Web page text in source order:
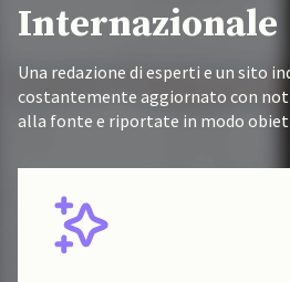
Internazionale
Una redazione di esperti e un sito
costantemente aggiornato con
alla fonte e riportate in modo